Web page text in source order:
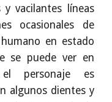
y vacilantes líneas
ocasionales de
en estado
se puede ver en
personaje es
algunos dientes y